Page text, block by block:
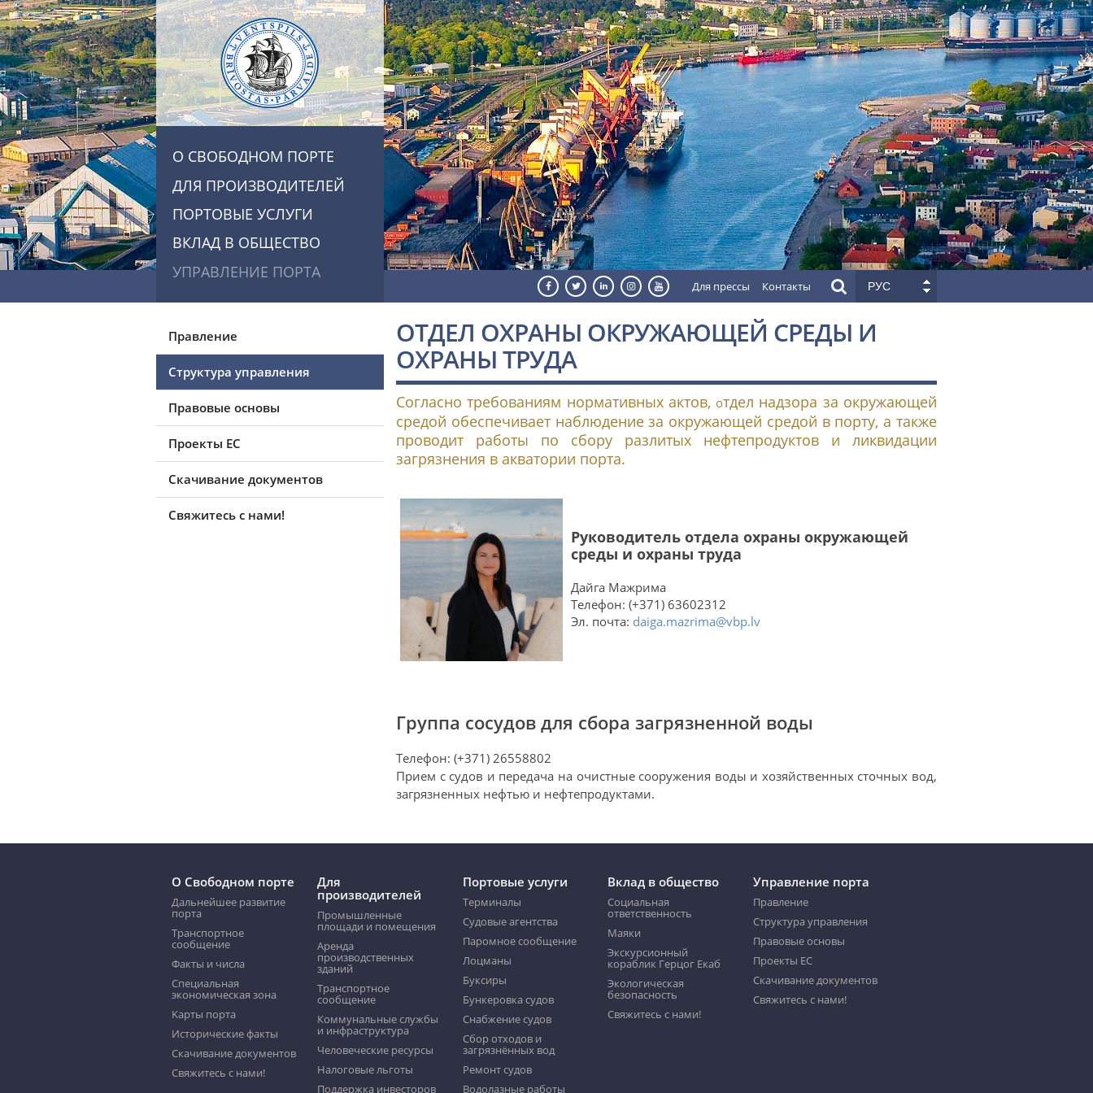
О СВОБОДНОМ ПОРТЕ
ДЛЯ ПРОИЗВОДИТЕЛЕЙ
ПОРТОВЫЕ УСЛУГИ
ВКЛАД В ОБЩЕСТВО
УПРАВЛЕНИЕ ПОРТА
Для прессы Контакты РУС
Правление
Структура управления
Правовые основы
Проекты ЕС
Скачивание документов
Свяжитесь с нами!
ОТДЕЛ ОХРАНЫ ОКРУЖАЮЩЕЙ СРЕДЫ И
ОХРАНЫ ТРУДА
Согласно требованиям нормативных актов, отдел надзора за окружающей
средой обеспечивает наблюдение за окружающей средой в порту, а также
проводит работы по сбору разлитых нефтепродуктов и ликвидации
загрязнения в акватории порта.
Руководитель отдела охраны окружающей
среды и охраны труда
Дайга Мажрима
Телефон: (+371) 63602312
Эл. почта: daiga.mazrima@vbp.lv
Группа сосудов для сбора загрязненной воды
Телефон: (+371) 26558802
Прием с судов и передача на очистные сооружения воды и хозяйственных сточных вод,
загрязненных нефтью и нефтепродуктами.
О Свободном порте
Дальнейшее развитие
порта
Транспортное
сообщение
Факты и числа
Специальная
экономическая зона
Kарты порта
Исторические факты
Скачивание документов
Свяжитесь с нами!
Для
производителей
Промышленные
площади и помещения
Аренда
производственных
зданий
Транспортное
сообщение
Коммунальные службы
и инфраструктура
Человеческие ресурсы
Налоговые льготы
Поддержка инвесторов
Портовые услуги
Терминалы
Судовые агентства
Пaромнoе сообщение
Лоцманы
Буксиры
Бункеровка судов
Снабжение судов
Сбор отходов и
загрязнённых вод
Pемонт судов
Водолазные работы
Вклад в общество
Социальная
ответственность
Маяки
Экскурсионный
кораблик Герцог Екаб
Экологическая
безопасность
Свяжитесь с нами!
Управление порта
Правление
Структура управления
Правовые основы
Проекты ЕС
Скачивание документов
Свяжитесь с нами!